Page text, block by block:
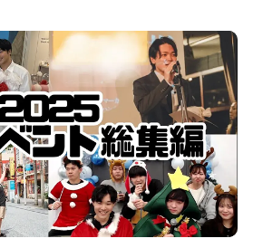
ンについて語っています。